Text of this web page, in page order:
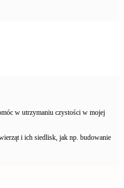
w utrzymaniu czystości w mojej
i ich siedlisk, jak np. budowanie